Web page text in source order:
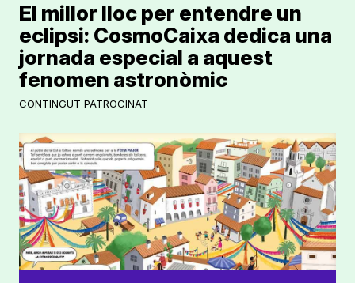
CONTINGUT PATROCINAT
El millor lloc per entendre un
eclipsi: CosmoCaixa dedica una
jornada especial a aquest
fenomen astronòmic